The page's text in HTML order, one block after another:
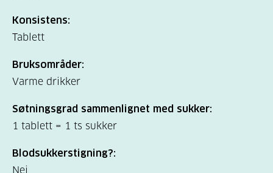
Konsistens:
Tablett
Bruksområder:
Varme drikker
Søtningsgrad sammenlignet med sukker:
1 tablett = 1 ts sukker
Blodsukkerstigning?:
Nei